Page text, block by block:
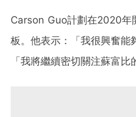
Carson Guo計劃在2020年
板。他表示：「我很興奮能
「我將繼續密切關注蘇富比